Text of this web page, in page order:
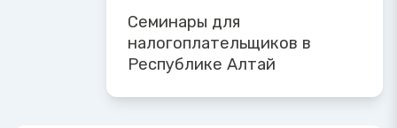
Семинары для
налогоплательщиков в
Республике Алтай